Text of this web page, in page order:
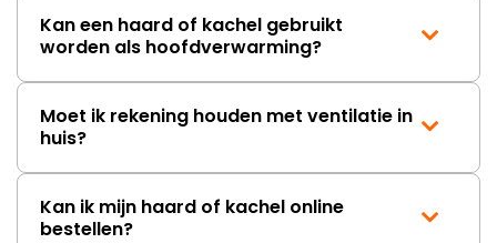
Kan een haard of kachel gebruikt
worden als hoofdverwarming?
Moet ik rekening houden met ventilatie in
huis?
Kan ik mijn haard of kachel online
bestellen?